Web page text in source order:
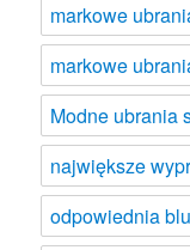
markowe
markowe
Modne ubrania
największe
odpowiednia